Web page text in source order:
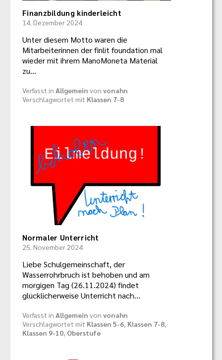
Finanzbildung kinderleicht
14. Dezember 2024
Unter diesem Motto waren die
Mitarbeiterinnen der finlit foundation mal
wieder mit ihrem ManoMoneta Material
zu…
Verfasst in Allgemein von vonahn
Verschlagwortet mit Klassen 7-8
Normaler Unterricht
25. November 2024
Liebe Schulgemeinschaft, der
Wasserrohrbruch ist behoben und am
morgigen Tag (26.11.2024) findet
glücklicherweise Unterricht nach…
Verfasst in Allgemein von vonahn
Verschlagwortet mit Klassen 5-6, Klassen 7-8,
Klassen 9-10, Oberstufe